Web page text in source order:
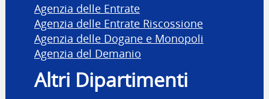
Agenzia delle Entrate
Agenzia delle Entrate Riscossione
Agenzia delle Dogane e Monopoli
Agenzia del Demanio
Altri Dipartimenti